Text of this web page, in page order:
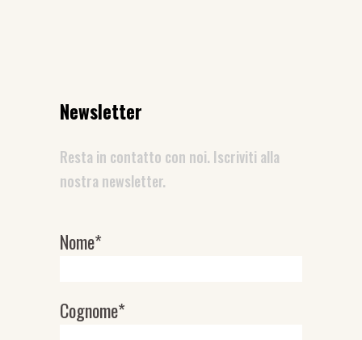
Newsletter
Resta in contatto con noi. Iscriviti alla
nostra newsletter.
Newsletter
Nome*
Cognome*